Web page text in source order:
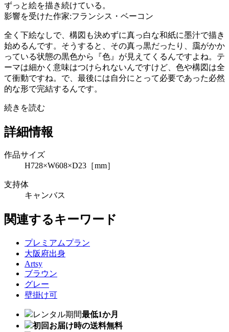
ずっと絵を描き続けている。
影響を受けた作家:フランシス・ベーコン
全く下絵なしで、構図も決めずに真っ白な和紙に墨汁で描き
始めるんです。そうすると、その真っ黒だったり、靄がかか
っている状態の黒色から『色』が見えてくるんですよね。テ
ーマは細かく意味はつけられないんですけど、色や構図は全
て衝動ですね。で、最後には自分にとって必要であった必然
的な形で完結するんです。
続きを読む
詳細情報
作品サイズ
H728×W608×D23［mm］
支持体
キャンバス
関連するキーワード
プレミアムプラン
大阪府出身
Artsy
ブラウン
グレー
壁掛け可
レンタル期間最低1か月
初回お届け時の送料無料